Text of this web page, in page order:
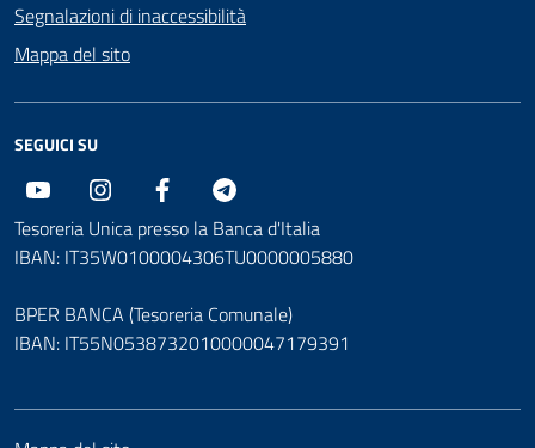
Segnalazioni di inaccessibilità
Mappa del sito
SEGUICI SU
Youtube Instagram Facebook
Tesoreria Unica presso la Banca d'Italia
IBAN: IT35W0100004306TU0000005880
BPER BANCA (Tesoreria Comunale)
IBAN: IT55N0538732010000047179391